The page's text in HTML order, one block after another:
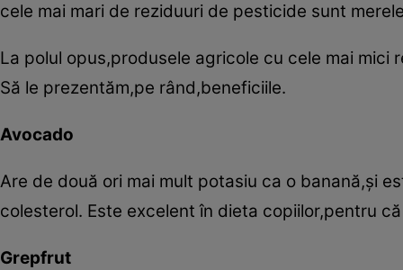
cele mai mari de reziduuri de pesticide sunt
La polul opus,produsele agricole cu cele mai
Să le prezentăm,pe rând,beneficiile.
Avocado
Are de două ori mai mult potasiu ca o banană,şi
colesterol. Este excelent în dieta copiilor,pentru
Grepfrut